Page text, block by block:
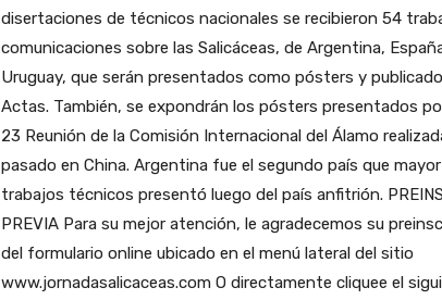
disertaciones de técnicos nacionales se recibieron 54
comunicaciones sobre las Salicáceas, de Argentina,
Uruguay, que serán presentados como pósters y
Actas. También, se expondrán los pósters presentados
23 Reunión de la Comisión Internacional del Álamo
pasado en China. Argentina fue el segundo país que
trabajos técnicos presentó luego del país anfitrión.
PREVIA Para su mejor atención, le agradecemos su
del formulario online ubicado en el menú lateral del sitio
www.jornadasalicaceas.com O directamente cliquee el